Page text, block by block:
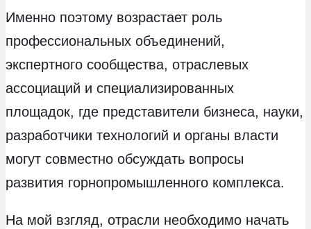
Именно поэтому возрастает роль
профессиональных объединений,
экспертного сообщества, отраслевых
ассоциаций и специализированных
площадок, где представители бизнеса, науки,
разработчики технологий и органы власти
могут совместно обсуждать вопросы
развития горнопромышленного комплекса.
На мой взгляд, отрасли необходимо начать